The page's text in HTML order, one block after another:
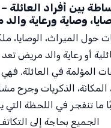
بين أفراد العائلة
وصاية ورعاية
حول الميراث، الوصايا،
أو رعاية والد مريض
المؤلمة في العائلة.
المكانة، الذكريات وجرح
ما تنفجر في اللحظة التي
الجميع بحاجة إلى